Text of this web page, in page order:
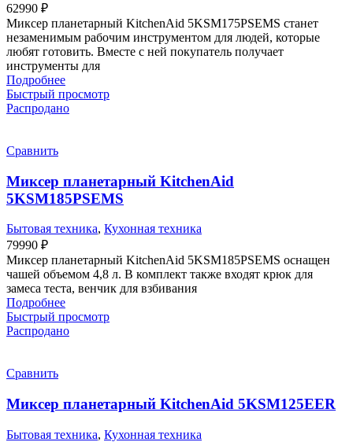
62990 ₽
Миксер планетарный KitchenAid 5KSM175PSEMS станет
незаменимым рабочим инструментом для людей, которые
любят готовить. Вместе с ней покупатель получает
инструменты для
Подробнее
Быстрый просмотр
Распродано
Сравнить
Миксер планетарный KitchenAid
5KSM185PSEMS
Бытовая техника, Кухонная техника
79990 ₽
Миксер планетарный KitchenAid 5KSM185PSEMS оснащен
чашей объемом 4,8 л. В комплект также входят крюк для
замеса теста, венчик для взбивания
Подробнее
Быстрый просмотр
Распродано
Сравнить
Миксер планетарный KitchenAid 5KSM125EER
Бытовая техника, Кухонная техника